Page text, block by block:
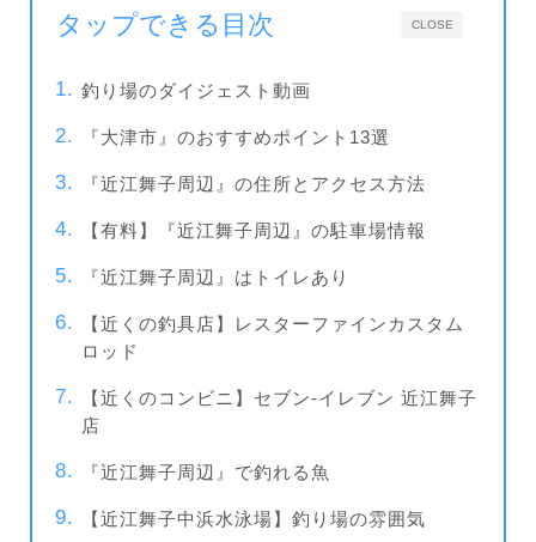
CLOSE
タップできる目次
釣り場のダイジェスト動画
『大津市』のおすすめポイント13選
『近江舞子周辺』の住所とアクセス方法
【有料】『近江舞子周辺』の駐車場情報
『近江舞子周辺』はトイレあり
【近くの釣具店】レスターファインカスタム
ロッド
【近くのコンビニ】セブン-イレブン 近江舞子
店
『近江舞子周辺』で釣れる魚
【近江舞子中浜水泳場】釣り場の雰囲気